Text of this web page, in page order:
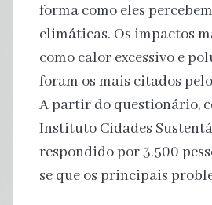
forma como eles
climáticas. Os impactos
como calor excessivo e
foram os mais citados
A partir do questionário,
Instituto Cidades
respondido por 3.500
se que os principais